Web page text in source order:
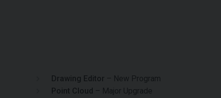
Drawing Editor – New Program
Point Cloud – Major Upgrade